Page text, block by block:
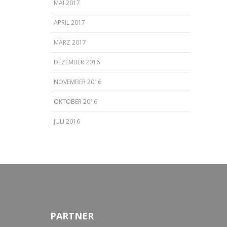
MAI 2017
APRIL 2017
MÄRZ 2017
DEZEMBER 2016
NOVEMBER 2016
OKTOBER 2016
JULI 2016
PARTNER